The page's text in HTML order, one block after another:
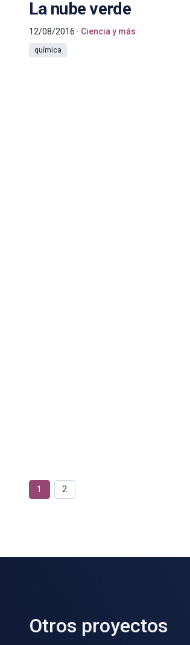
La nube verde
12/08/2016 Ciencia y más
química
1 2
Otros proyectos